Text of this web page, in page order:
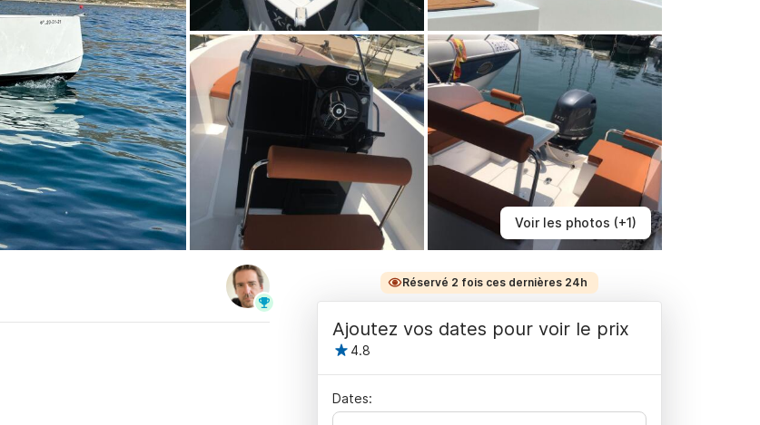
Voir les photos (+1)
Réservé 2 fois ces dernières 24h
Ajoutez vos dates pour voir le prix
4.8
Dates: